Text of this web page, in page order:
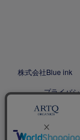
株式会社Blue ink
プライバ